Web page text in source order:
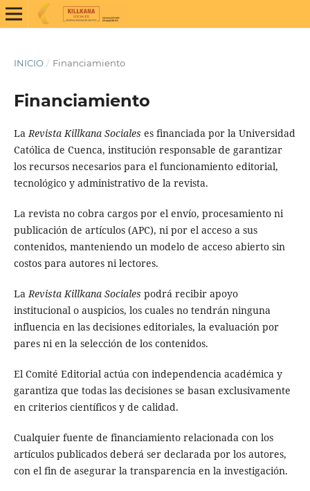
INICIO / Financiamiento
Financiamiento
LaRevista Killkana Sociales es financiada por la Universidad
Católica de Cuenca, institución responsable de garantizar
los recursos necesarios para el funcionamiento editorial,
tecnológico y administrativo de la revista.
La revista no cobra cargos por el envío, procesamiento ni
publicación de artículos (APC), ni por el acceso a sus
contenidos, manteniendo un modelo de acceso abierto sin
costos para autores ni lectores.
LaRevista Killkana Sociales podrá recibir apoyo
institucional o auspicios, los cuales no tendrán ninguna
influencia en las decisiones editoriales, la evaluación por
pares ni en la selección de los contenidos.
El Comité Editorial actúa con independencia académica y
garantiza que todas las decisiones se basan exclusivamente
en criterios científicos y de calidad.
Cualquier fuente de financiamiento relacionada con los
artículos publicados deberá ser declarada por los autores,
con el fin de asegurar la transparencia en la investigación.